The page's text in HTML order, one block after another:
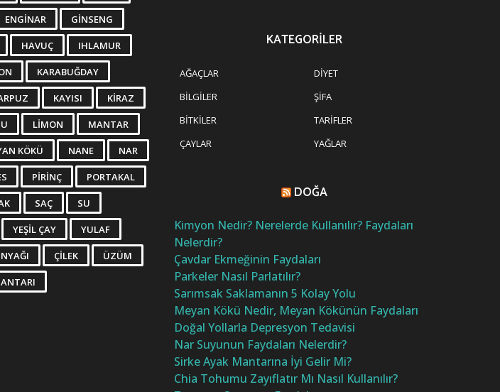
ENGINAR GINSENG
HAVUÇ IHLAMUR
KARABUĞDAY
KAYISI KIRAZ
LIMON MANTAR
KÖKÜ NANE NAR
PIRINÇ PORTAKAL
SAÇ SU
YEŞIL ÇAY YULAF
ÇILEK ÜZÜM
KATEGORILER
AĞAÇLAR
BILGILER
BITKILER
ÇAYLAR
DIYET
ŞIFA
TARIFLER
YAĞLAR
DOĞA
Kimyon Nedir? Nerelerde Kullanılır? Faydaları
Nelerdir?
Çavdar Ekmeğinin Faydaları
Parkeler Nasıl Parlatılır?
Sarımsak Saklamanın 5 Kolay Yolu
Meyan Kökü Nedir, Meyan Kökünün Faydaları
Doğal Yollarla Depresyon Tedavisi
Nar Suyunun Faydaları Nelerdir?
Sirke Ayak Mantarına İyi Gelir Mi?
Chia Tohumu Zayıflatır Mı Nasıl Kullanılır?